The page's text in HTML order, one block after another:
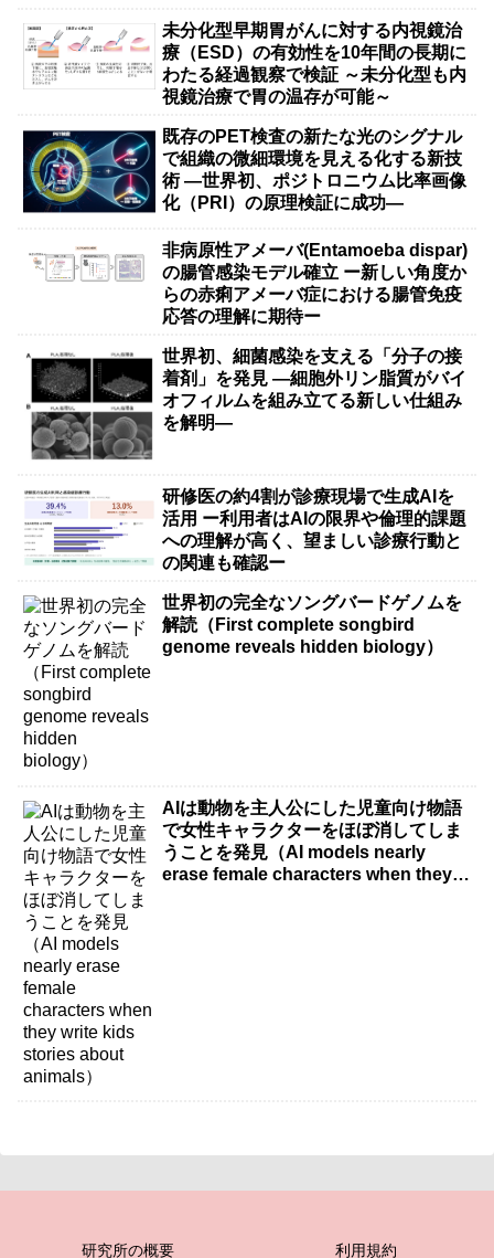
未分化型早期胃がんに対する内視鏡治
療（ESD）の有効性を10年間の長期に
わたる経過観察で検証 ～未分化型も内
視鏡治療で胃の温存が可能～
既存のPET検査の新たな光のシグナル
で組織の微細環境を見える化する新技
術 ―世界初、ポジトロニウム比率画像
化（PRI）の原理検証に成功―
非病原性アメーバ(Entamoeba dispar)
の腸管感染モデル確立 ー新しい角度か
らの赤痢アメーバ症における腸管免疫
応答の理解に期待ー
世界初、細菌感染を支える「分子の接
着剤」を発見 ―細胞外リン脂質がバイ
オフィルムを組み立てる新しい仕組み
を解明―
研修医の約4割が診療現場で生成AIを
活用 ー利用者はAIの限界や倫理的課題
への理解が高く、望ましい診療行動と
の関連も確認ー
世界初の完全なソングバードゲノムを
解読（First complete songbird
genome reveals hidden biology）
AIは動物を主人公にした児童向け物語
で女性キャラクターをほぼ消してしま
うことを発見（AI models nearly
erase female characters when they
研究所の概要 利用規約